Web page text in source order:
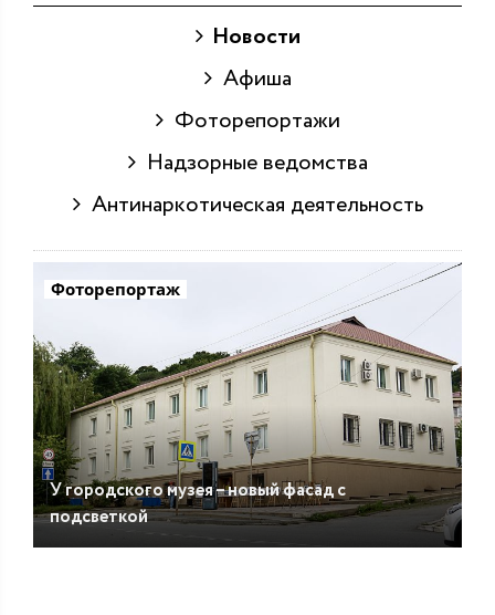
Новости
Афиша
Фоторепортажи
Надзорные ведомства
Антинаркотическая деятельность
Фоторепортаж
У городского музея – новый фасад с
подсветкой